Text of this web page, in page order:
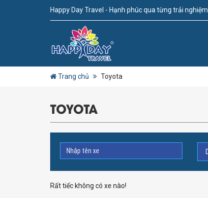
Happy Day Travel - Hạnh phúc qua từng trải nghiệm
Trang chủ Toyota
TOYOTA
Rất tiếc không có xe nào!